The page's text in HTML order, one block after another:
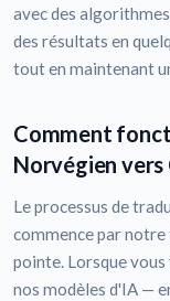
avec des
des résultats en
tout en maintenant
Comment
Norvégien vers
Le processus de
commence par notre
pointe. Lorsque
nos modèles d'IA —